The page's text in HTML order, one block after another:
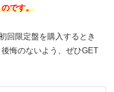
です。
回限定盤を購入するとき
悔のないよう、ぜひGET